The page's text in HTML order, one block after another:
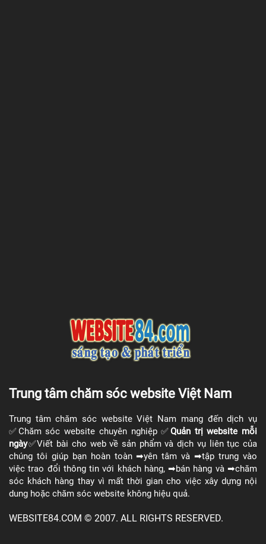
Trung tâm chăm sóc website Việt Nam
Trung tâm chăm sóc website Việt Nam mang đến dịch vụ
✅Chăm sóc website chuyên nghiệp ✅​Quản trị website mỗi
ngày✅Viết bài cho web về sản phẩm và dịch vụ liên tục của
chúng tôi giúp bạn hoàn toàn ➡yên tâm và ➡tập trung vào
việc trao đổi thông tin với khách hàng, ➡bán hàng và ➡chăm
sóc khách hàng thay vì mất thời gian cho việc xây dựng nội
dung hoặc chăm sóc website không hiệu quả.
WEBSITE84.COM © 2007. ALL RIGHTS RESERVED.